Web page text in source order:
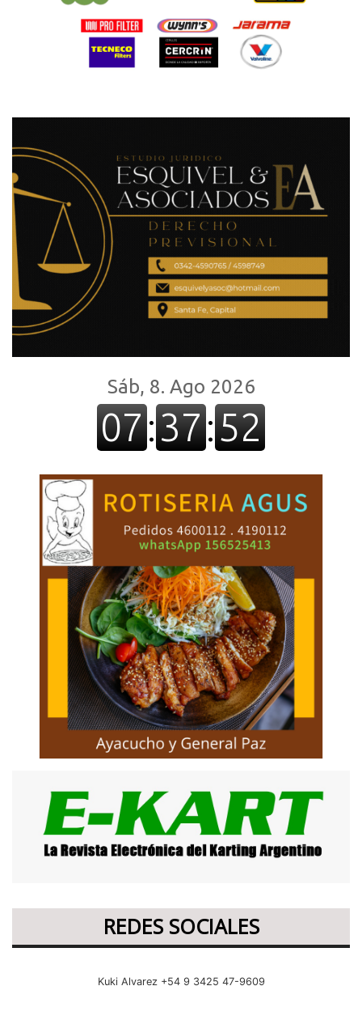
REDES SOCIALES
Kuki Alvarez +54 9 3425 47-9609